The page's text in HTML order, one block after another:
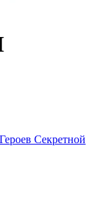
Секретной